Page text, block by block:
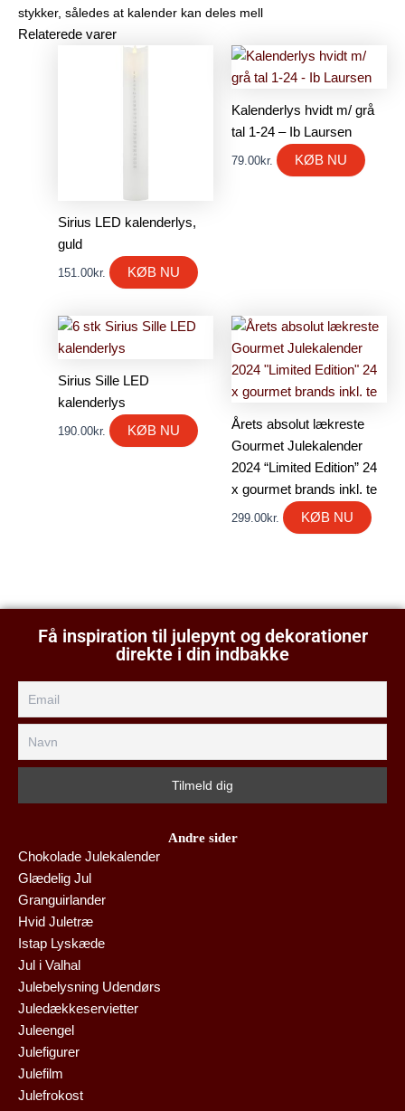
stykker, således at kalender kan deles mell
Relaterede varer
Sirius LED kalenderlys,
guld
151.00kr. KØB NU
Kalenderlys hvidt m/ grå
tal 1-24 – Ib Laursen
79.00kr. KØB NU
Sirius Sille LED
kalenderlys
190.00kr. KØB NU
Årets absolut lækreste
Gourmet Julekalender
2024 “Limited Edition” 24
x gourmet brands inkl. te
299.00kr. KØB NU
Få inspiration til julepynt og dekorationer
direkte i din indbakke
Andre sider
Chokolade Julekalender
Glædelig Jul
Granguirlander
Hvid Juletræ
Istap Lyskæde
Jul i Valhal
Julebelysning Udendørs
Juledækkeservietter
Juleengel
Julefigurer
Julefilm
Julefrokost